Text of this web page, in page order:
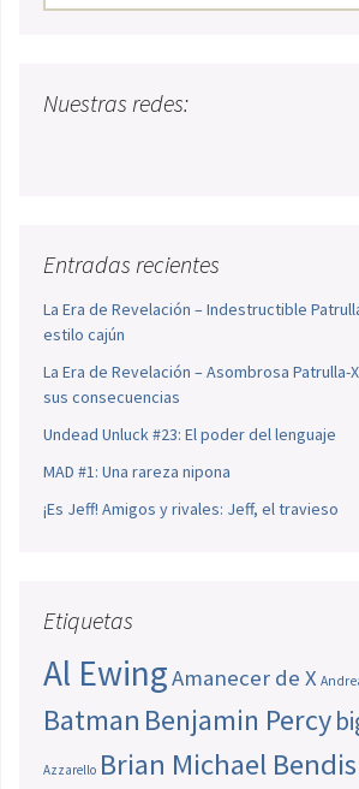
Nuestras redes:
Entradas recientes
La Era de Revelación – Indestructible
estilo cajún
La Era de Revelación – Asombrosa Patrulla-
sus consecuencias
Undead Unluck #23: El poder del lenguaje
MAD #1: Una rareza nipona
¡Es Jeff! Amigos y rivales: Jeff, el travieso
Etiquetas
Al EwingAmanecer de X
Batman Benjamin Percy
Azzarello Brian Michael Bendis